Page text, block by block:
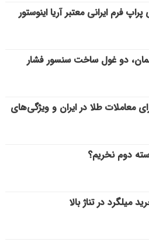
فرم ایرانی معتبر آریا اینوستور
دو غول ساخت سنسور فشار
معاملات طلا در ایران و ویژگی‌های
دوم نخریم؟
میلگرد در تناژ بالا